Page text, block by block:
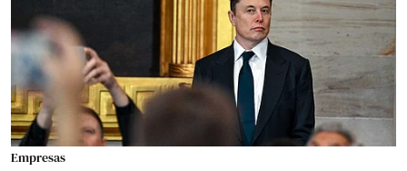
Empresas